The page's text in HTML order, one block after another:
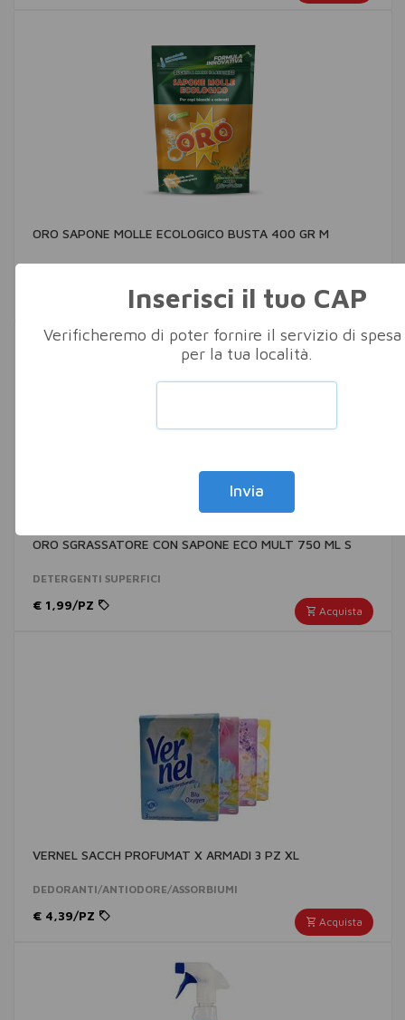
ORO SAPONE MOLLE ECOLOGICO BUSTA 400 GR M
DETERGENZA BUCATO
Acquista
ORO SGRASSATORE CON SAPONE ECO MULT 750 ML S
DETERGENTI SUPERFICI
Acquista
€ 1,99/PZ
VERNEL SACCH PROFUMAT X ARMADI 3 PZ XL
DEDORANTI/ANTIODORE/ASSORBIUMI
Acquista
€ 4,39/PZ
Inserisci il tuo CAP
Verificheremo di poter fornire il servizio di
per la tua località.
Invia